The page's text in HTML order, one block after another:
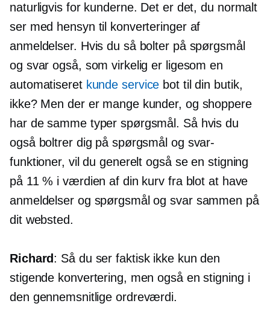
naturligvis for kunderne. Det er det, du normalt
ser med hensyn til konverteringer af
anmeldelser. Hvis du så bolter på spørgsmål
og svar også, som virkelig er ligesom en
automatiseret kunde service bot til din butik,
ikke? Men der er mange kunder, og shoppere
har de samme typer spørgsmål. Så hvis du
også boltrer dig på spørgsmål og svar-
funktioner, vil du generelt også se en stigning
på 11 % i værdien af ​​din kurv fra blot at have
anmeldelser og spørgsmål og svar sammen på
dit websted.
Richard: Så du ser faktisk ikke kun den
stigende konvertering, men også en stigning i
den gennemsnitlige ordreværdi.